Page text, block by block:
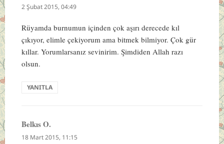
ki:
2 Şubat 2015, 04:49
Rüyamda burnumun içinden çok aşırı derecede kıl
çıkıyor, elimle çekiyorum ama bitmek bilmiyor. Çok gür
kıllar. Yorumlarsanız sevinirim. Şimdiden Allah razı
olsun.
YANITLA
Belkıs O.
ki:
18 Mart 2015, 11:15